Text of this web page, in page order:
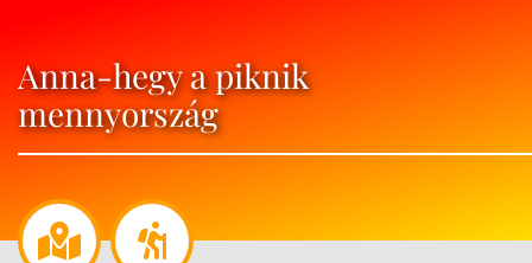
Anna-hegy a piknik
mennyország